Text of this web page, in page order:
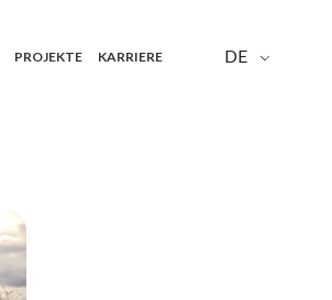
PROJEKTE KARRIERE DE